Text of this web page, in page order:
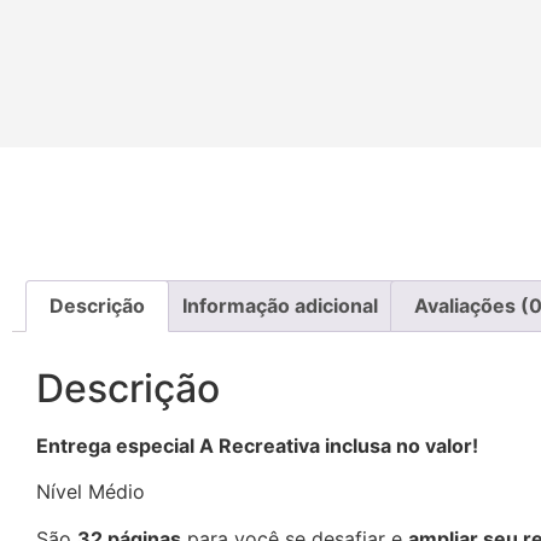
Descrição Informação adicional Avaliações
Descrição
Entrega especial A Recreativa inclusa no valor!
Nível Médio